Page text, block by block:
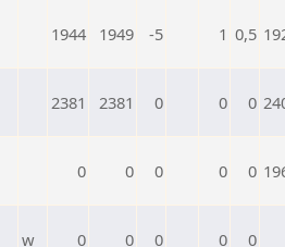
1944 1949 -5 1 0,5
2381 2381 0 0 0
0 0 0 0 0
w 0 0 0 0 0